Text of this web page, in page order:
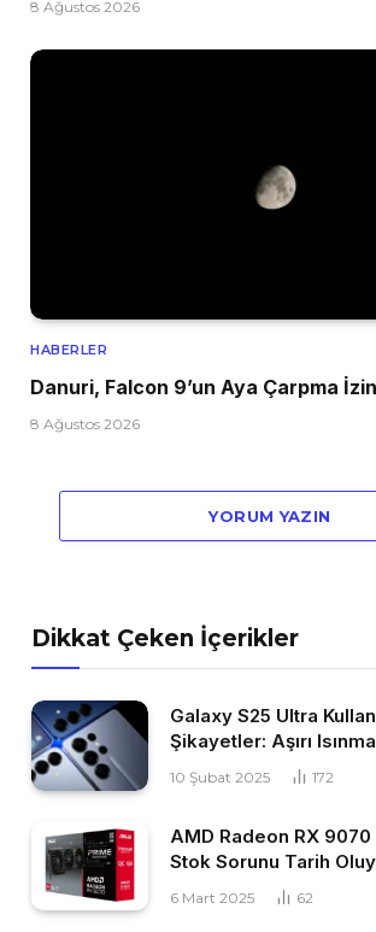
8 Ağustos 2026
HABERLER
Danuri, Falcon 9’un Aya Çarpma
8 Ağustos 2026
YORUM YAZIN
Dikkat Çeken İçerikler
Galaxy S25 Ultra
Şikayetler: Aşırı
10 Şubat 2025 172
AMD Radeon RX
Stok Sorunu Tarih
6 Mart 2025 62